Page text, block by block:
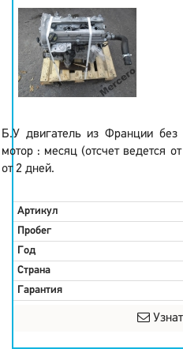
Б.У двигатель из Франции
мотор : месяц (отсчет ведется
от 2 дней.
Артикул
Пробег
Год
Страна
Гарантия